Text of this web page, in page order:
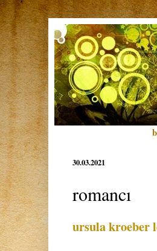
30.03.2021
romancı
ursula kroeber